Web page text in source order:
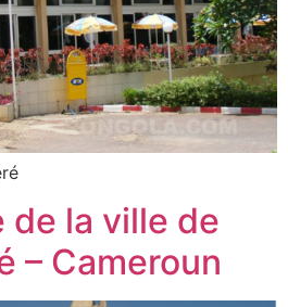
de la ville de
– Cameroun